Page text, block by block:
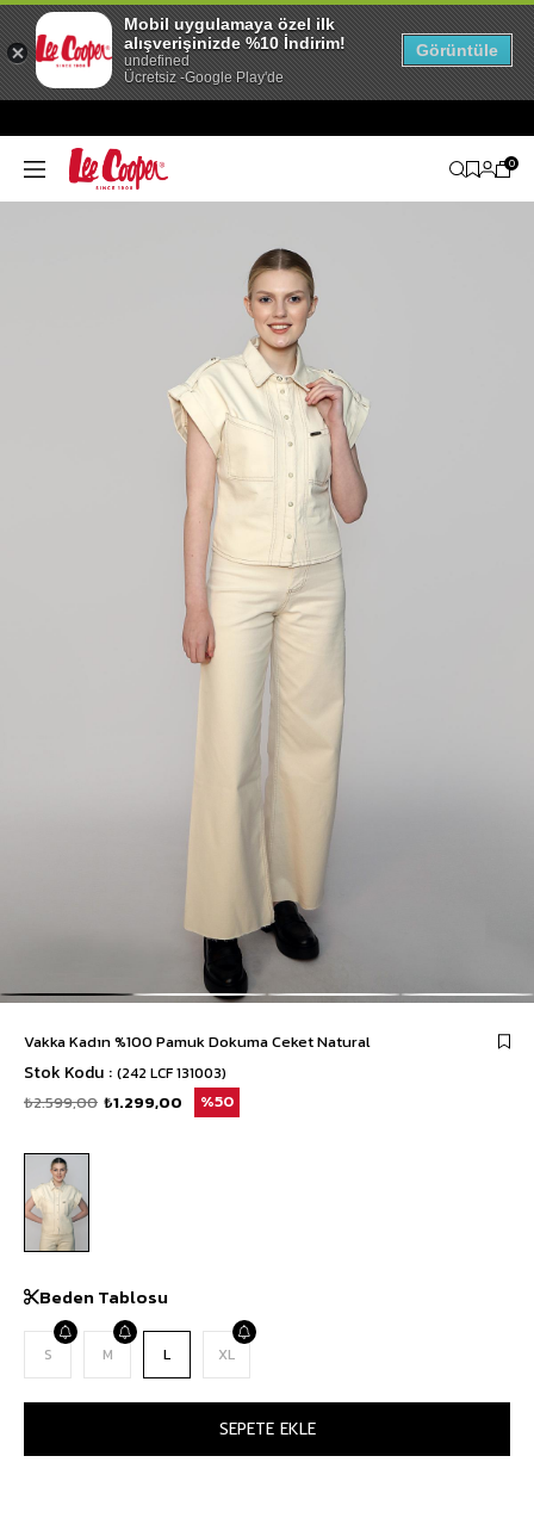
0
Vakka Kadın %100 Pamuk Dokuma Ceket Natural
Stok Kodu (242 LCF 131003)
₺2.599,00 ₺1.299,00 50
Beden Tablosu
S M L XL
Mobil uygulamaya özel ilk
alışverişinizde %10 İndirim!
undefined
Ücretsiz -Google Play'de
Görüntüle